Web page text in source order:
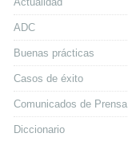
ADC
Buenas prácticas
Casos de éxito
Comunicados de Prensa
Diccionario